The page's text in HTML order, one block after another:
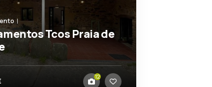
Tcos Praia de
12